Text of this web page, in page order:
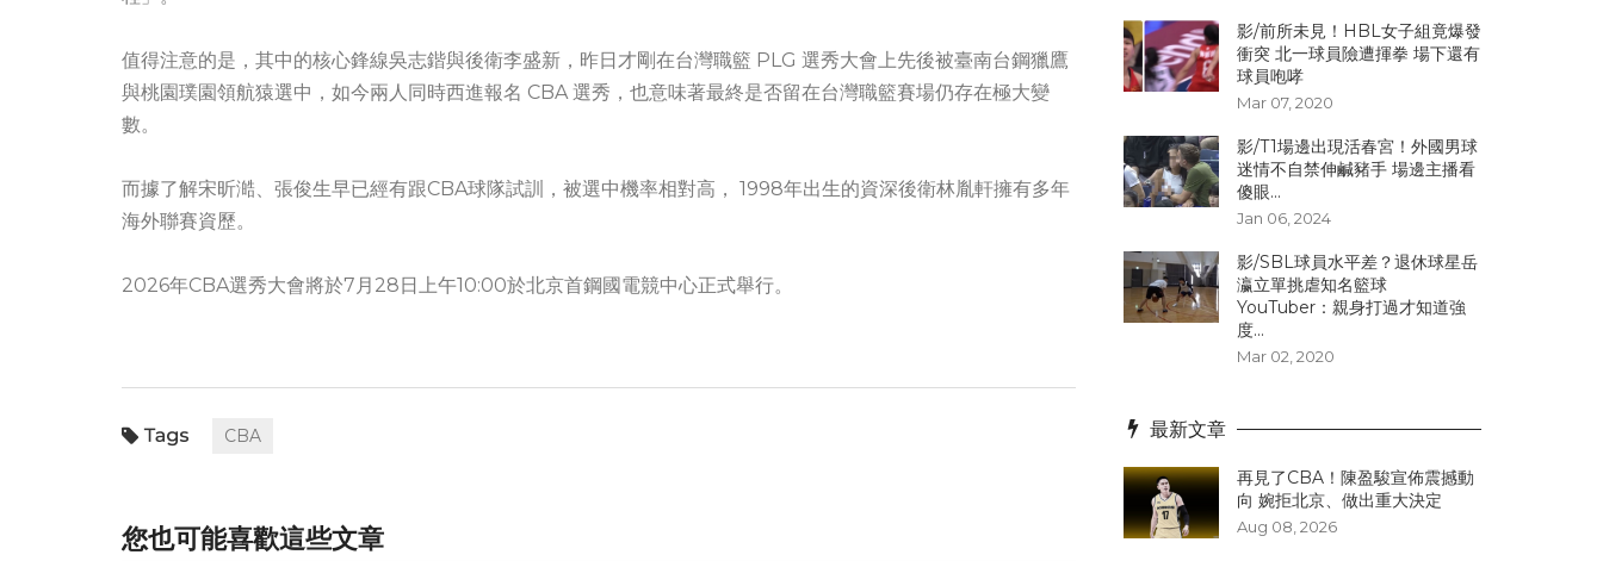
值得注意的是，其中的核心鋒線吳志鍇與後衛李盛新，昨日才剛在台灣職籃 PLG 選秀大會上先後被臺南台鋼獵鷹
與桃園璞園領航猿選中，如今兩人同時西進報名 CBA 選秀，也意味著最終是否留在台灣職籃賽場仍存在極大變
數。
而據了解宋昕澔、張俊生早已經有跟CBA球隊試訓，被選中機率相對高， 1998年出生的資深後衛林胤軒擁有多年
海外聯賽資歷。
2026年CBA選秀大會將於7月28日上午10:00於北京首鋼國電競中心正式舉行。
CBA
您也可能喜歡這些文章
影/前所未見！HBL女子組竟爆發
衝突 北一球員險遭揮拳 場下還有
球員咆哮
Mar 07, 2020
影/T1場邊出現活春宮！外國男球
迷情不自禁伸鹹豬手 場邊主播看
傻眼...
Jan 06, 2024
影/SBL球員水平差？退休球星岳
瀛立單挑虐知名籃球
YouTuber：親身打過才知道強
度...
Mar 02, 2020
最新文章
再見了CBA！陳盈駿宣佈震撼動
向 婉拒北京、做出重大決定
Aug 08, 2026